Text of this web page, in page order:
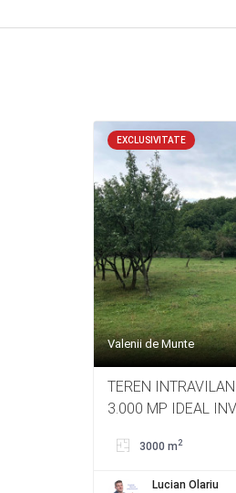
EXCLUSIVITATE
Valenii de Munte
TEREN
3.000 MP IDEAL
3000 m 2
Lucian Olariu